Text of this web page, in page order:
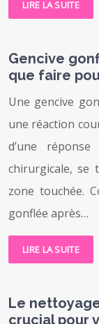
LIRE LA SUITE
Gencive
que faire
Une gencive
une réaction
d’une
chirurgicale, se
zone touchée.
gonflée après…
LIRE LA SUITE
Le
crucial pour